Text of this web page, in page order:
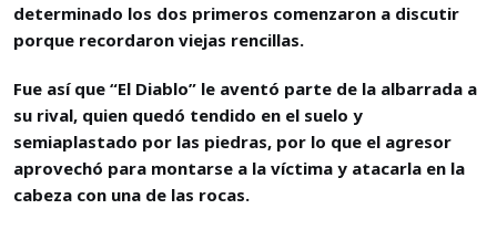
determinado los dos primeros comenzaron a discutir
porque recordaron viejas rencillas.
Fue así que “El Diablo” le aventó parte de la albarrada a
su rival, quien quedó tendido en el suelo y
semiaplastado por las piedras, por lo que el agresor
aprovechó para montarse a la víctima y atacarla en la
cabeza con una de las rocas.